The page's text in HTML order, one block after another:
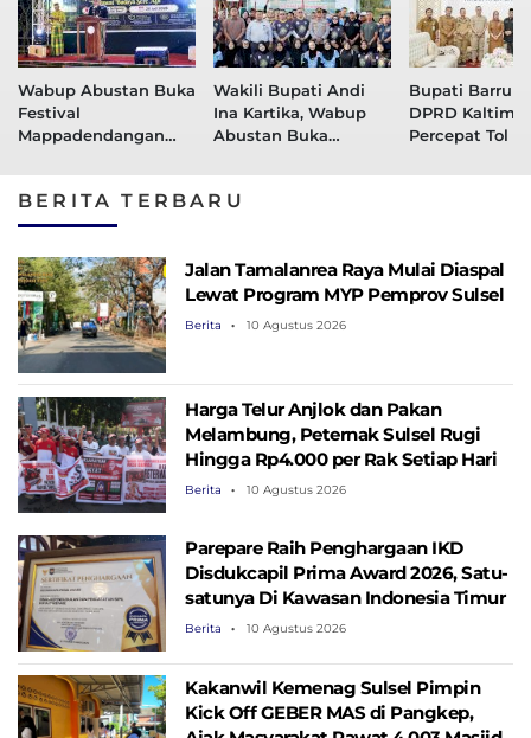
Wabup Abustan Buka
Festival
Mappadendangan
Wakili Bupati Andi
Ina Kartika, Wabup
Abustan Buka
Bupati Barru
DPRD Kaltim,
Percepat Tol
BERITA TERBARU
Jalan Tamalanrea Raya Mulai Diaspal
Lewat Program MYP Pemprov Sulsel
Berita 10 Agustus 2026
Harga Telur Anjlok dan Pakan
Melambung, Peternak Sulsel Rugi
Hingga Rp4.000 per Rak Setiap Hari
Berita 10 Agustus 2026
Parepare Raih Penghargaan IKD
Disdukcapil Prima Award 2026, Satu-
satunya Di Kawasan Indonesia Timur
Berita 10 Agustus 2026
Kakanwil Kemenag Sulsel Pimpin
Kick Off GEBER MAS di Pangkep,